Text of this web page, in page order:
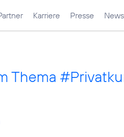
Karriere Presse News
Thema